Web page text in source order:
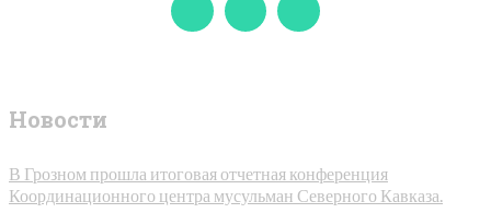
Новости
В Грозном прошла итоговая отчетная конференция
Координационного центра мусульман Северного Кавказа.